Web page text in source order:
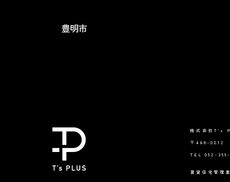
豊明市
株式会社T's
〒468-0012
TEL 052-
賃貸住宅管理